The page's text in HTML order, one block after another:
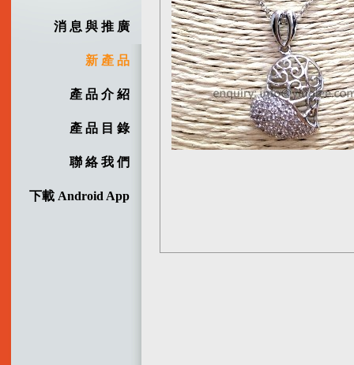
消 息 與 推 廣
新 產 品
產 品 介 紹
產 品 目 錄
聯 絡 我 們
下載 Android App